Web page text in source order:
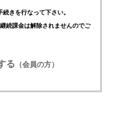
きを行なって下さい。
続課金は解除されませんのでご
る （会員の方）